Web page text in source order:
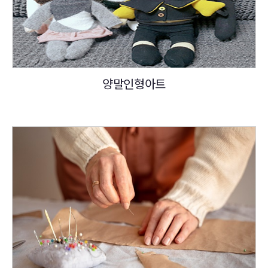
양말인형아트